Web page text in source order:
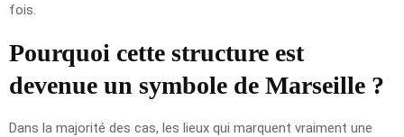
fois.
Pourquoi cette structure est
devenue un symbole de Marseille ?
Dans la majorité des cas, les lieux qui marquent vraiment une